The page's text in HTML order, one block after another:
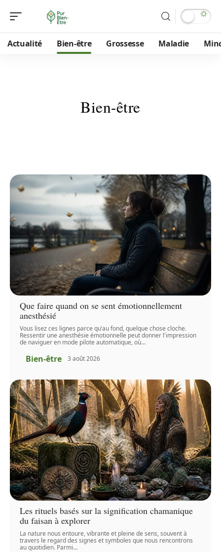
Actualité Bien-être Grossesse Maladie
Bien-être
Que faire quand on se sent émotionnellement
anesthésié
Vous lisez ces lignes parce qu’au fond, quelque chose cloche.
Ressentir une anesthésie émotionnelle peut donner l'impression
de naviguer en mode pilote automatique, où…
Bien-être 3 août 2026
Les rituels basés sur la signification chamanique
du faisan à explorer
La nature nous entoure, vibrante et pleine de sens, souvent à
travers le regard des signes et symboles que nous rencontrons
au quotidien. Parmi…